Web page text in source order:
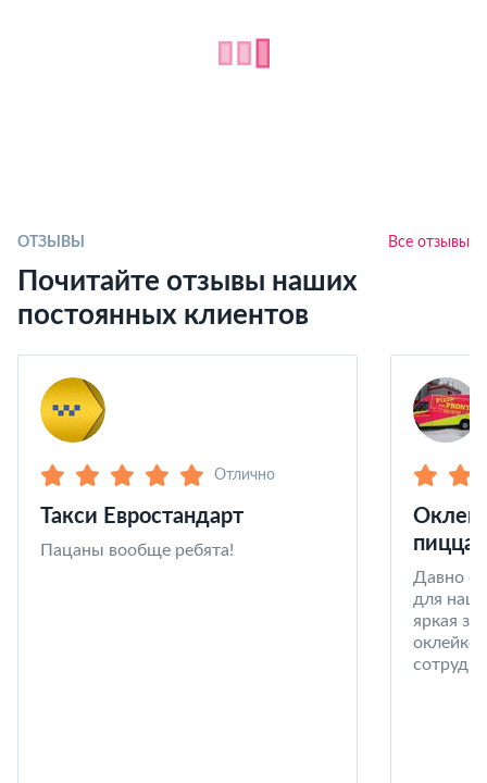
ОТЗЫВЫ Все отзывы
Почитайте отзывы наших
постоянных клиентов
Отлично
Такси Евростандарт
Пацаны вообще ребята!
пицца
Давно
для
яркая
оклейке